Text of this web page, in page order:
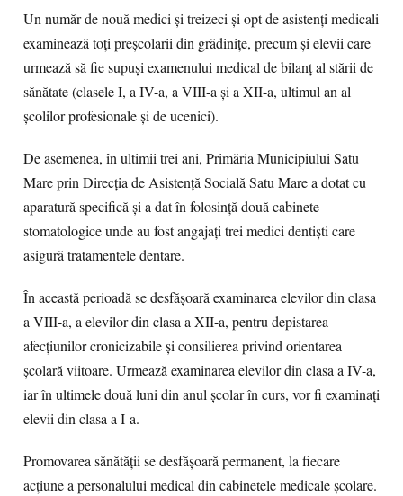
Un număr de nouă medici și treizeci și opt de asistenți medicali
examinează toţi preşcolarii din grădiniţe, precum și elevii care
urmează să fie supuşi examenului medical de bilanţ al stării de
sănătate (clasele I, a IV-a, a VIII-a şi a XII-a, ultimul an al
şcolilor profesionale şi de ucenici).
De asemenea, în ultimii trei ani, Primăria Municipiului Satu
Mare prin Direcția de Asistență Socială Satu Mare a dotat cu
aparatură specifică şi a dat în folosinţă două cabinete
stomatologice unde au fost angajaţi trei medici dentişti care
asigură tratamentele dentare.
În această perioadă se desfășoară examinarea elevilor din clasa
a VIII-a, a elevilor din clasa a XII-a, pentru depistarea
afecțiunilor cronicizabile și consilierea privind orientarea
școlară viitoare. Urmează examinarea elevilor din clasa a IV-a,
iar în ultimele două luni din anul şcolar în curs, vor fi examinați
elevii din clasa a I-a.
Promovarea sănătății se desfășoară permanent, la fiecare
acțiune a personalului medical din cabinetele medicale școlare.